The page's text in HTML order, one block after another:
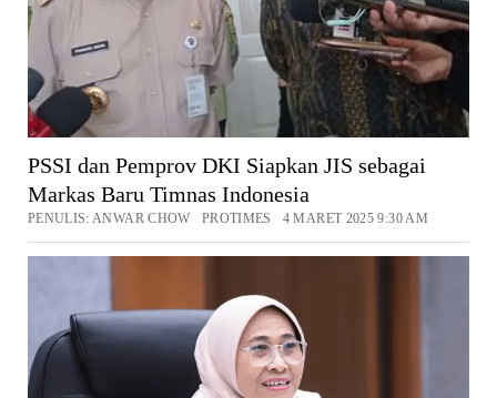
PSSI dan Pemprov DKI Siapkan JIS sebagai
Markas Baru Timnas Indonesia
PENULIS: ANWAR CHOW PROTIMES 4 MARET 2025 9:30 AM